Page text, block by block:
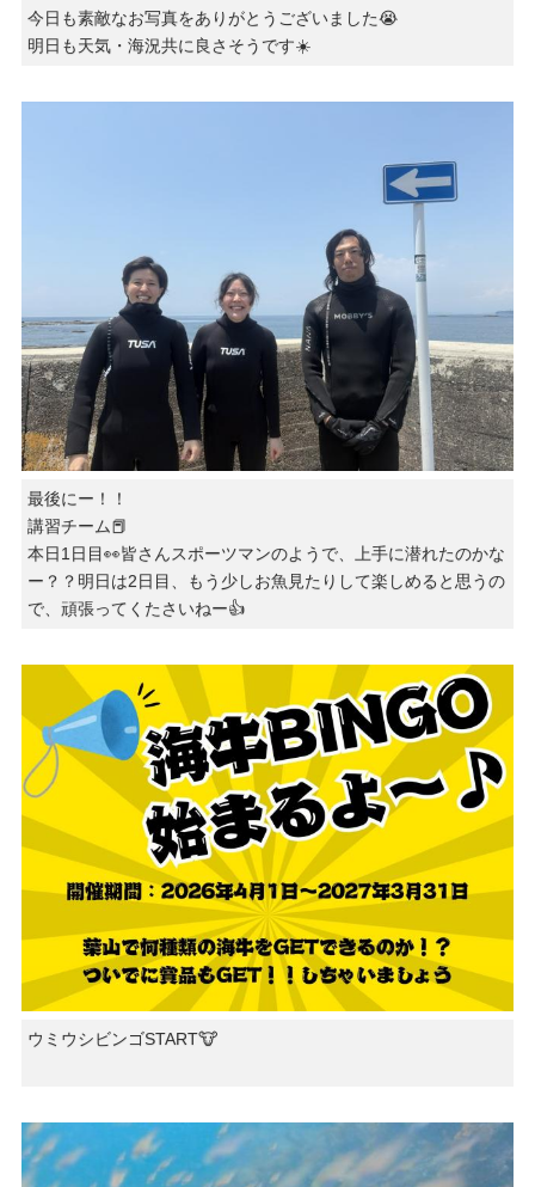
今日も素敵なお写真をありがとうございました😭
明日も天気・海況共に良さそうです☀️
最後にー！！
講習チーム📕
本日1日目👀皆さんスポーツマンのようで、上手に潜れたのかな
ー？？明日は2日目、もう少しお魚見たりして楽しめると思うの
で、頑張ってくたさいねー👍
ウミウシビンゴSTART🐮